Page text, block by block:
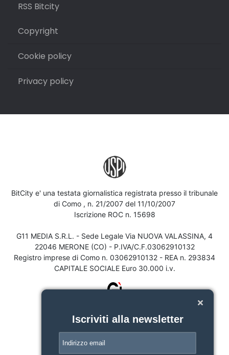
RSS Bitcity
Copyright
Cookie policy
Privacy policy
BitCity e' una testata giornalistica registrata presso il tribunale
di Como , n. 21/2007 del 11/10/2007
Iscrizione ROC n. 15698
G11 MEDIA S.R.L. - Sede Legale Via NUOVA VALASSINA, 4
22046 MERONE (CO) - P.IVA/C.F.03062910132
Registro imprese di Como n. 03062910132 - REA n. 293834
CAPITALE SOCIALE Euro 30.000 i.v.
Iscriviti alla newsletter